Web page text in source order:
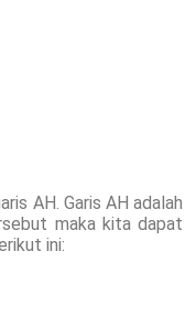
AH. Garis AH adalah
maka kita dapat
ini: